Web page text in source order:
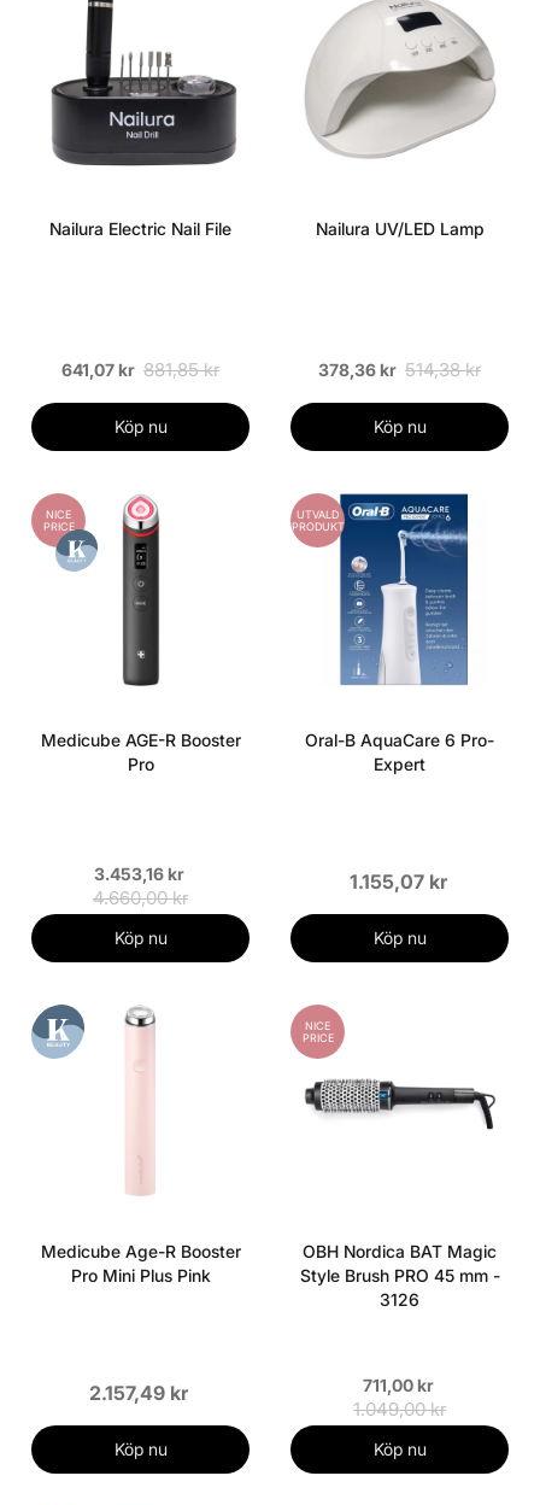
Nailura Electric Nail File
641,07 kr 881,85 kr
Köp nu
Nailura UV/LED Lamp
378,36 kr 514,38 kr
Köp nu
NICE
PRICE
Medicube AGE-R Booster
Pro
3.453,16 kr
4.660,00 kr
Köp nu
UTVALD
PRODUKT
Oral-B AquaCare 6 Pro-
Expert
1.155,07 kr
Köp nu
Medicube Age-R Booster
Pro Mini Plus Pink
2.157,49 kr
Köp nu
NICE
PRICE
OBH Nordica BAT Magic
Style Brush PRO 45 mm -
3126
711,00 kr
1.049,00 kr
Köp nu